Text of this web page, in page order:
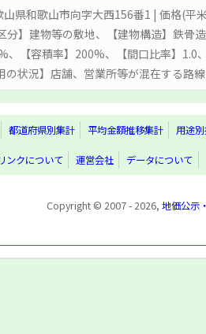
県和歌山市向字大西156番1 | 価格(平
分】建物等の敷地、【建物構造】鉄
、【容積率】200%、【間口比率】1.0
の状況】店舗、営業所等が混在する路
都道府県別集計 平均金額推移集計 用途
リンクについて 運営会社 データについて
Copyright © 2007 - 2026,地価公示